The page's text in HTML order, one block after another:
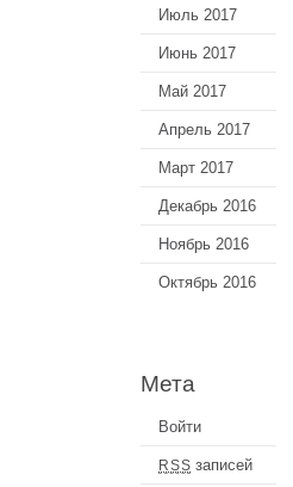
Июль 2017
Июнь 2017
Май 2017
Апрель 2017
Март 2017
Декабрь 2016
Ноябрь 2016
Октябрь 2016
Мета
Войти
RSS записей